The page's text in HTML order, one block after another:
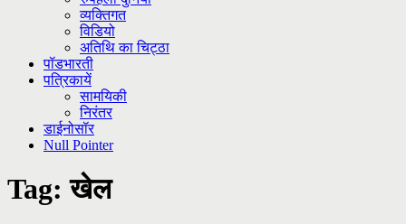
व्यक्तिगत
विडियो
अतिथि का चिट्ठा
पॉडभारती
पत्रिकायें
सामयिकी
निरंतर
डाईनोसॉर
Null Pointer
Tag:खेल